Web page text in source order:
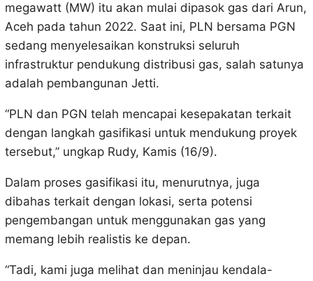
megawatt (MW) itu akan mulai dipasok gas dari Arun,
Aceh pada tahun 2022. Saat ini, PLN bersama PGN
sedang menyelesaikan konstruksi seluruh
infrastruktur pendukung distribusi gas, salah satunya
adalah pembangunan Jetti.
“PLN dan PGN telah mencapai kesepakatan terkait
dengan langkah gasifikasi untuk mendukung proyek
tersebut,” ungkap Rudy, Kamis (16/9).
Dalam proses gasifikasi itu, menurutnya, juga
dibahas terkait dengan lokasi, serta potensi
pengembangan untuk menggunakan gas yang
memang lebih realistis ke depan.
“Tadi, kami juga melihat dan meninjau kendala-